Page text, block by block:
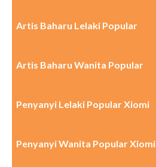
Artis Baharu Lelaki Popular
Artis Baharu Wanita Popular
Penyanyi Lelaki Popular Xiomi
Penyanyi Wanita Popular Xiomi